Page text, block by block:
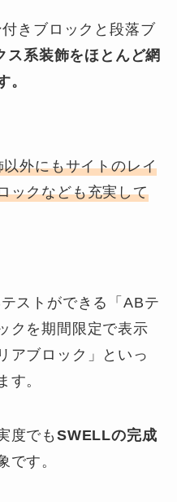
きブロックと段落ブ
系装飾をほとんど網
。
以外にもサイトのレイ
ックなども充実して
ストができる「ABテ
クを期間限定で表示
アブロック」といっ
す。
度でもSWELLの完成
です。